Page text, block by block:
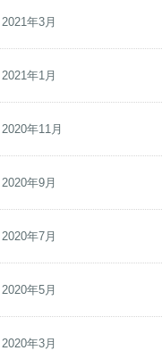
2021年3月
2021年1月
2020年11月
2020年9月
2020年7月
2020年5月
2020年3月